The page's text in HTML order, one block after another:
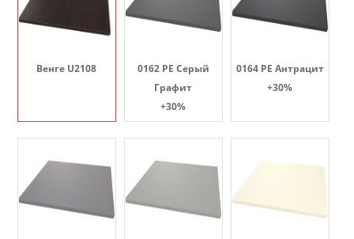
Венге U2108
0162 PE Серый
Графит
+30%
0164 PE Антрацит
+30%